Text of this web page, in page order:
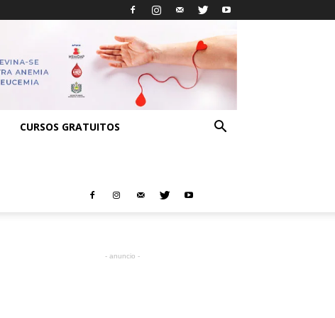
CURSOS GRATUITOS
- anuncio -